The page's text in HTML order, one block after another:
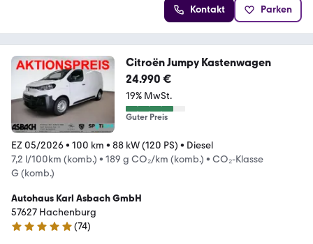
Kontakt Parken
Citroën Jumpy Kastenwagen
24.990 €
19% MwSt.
Guter Preis
EZ 05/2026• 100 km • 88 kW (120 PS) • Diesel
7,2 l/100km (komb.) • 189 g CO₂/km (komb.) • CO₂-Klasse
G (komb.)
Autohaus Karl Asbach GmbH
57627 Hachenburg
4.8 Sterne
(74)